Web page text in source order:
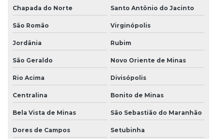
Chapada do Norte Santo Antônio do Jacinto
São Romão Virginópolis
Jordânia Rubim
São Geraldo Novo Oriente de Minas
Rio Acima Divisópolis
Centralina Bonito de Minas
Bela Vista de Minas São Sebastião do Maranhão
Dores de Campos Setubinha